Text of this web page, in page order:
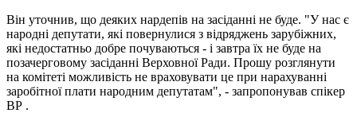
Він уточнив, що деяких нардепів на засіданні не буде. "У нас є
народні депутати, які повернулися з відряджень зарубіжних,
які недостатньо добре почуваються - і завтра їх не буде на
позачерговому засіданні Верховної Ради. Прошу розглянути
на комітеті можливість не враховувати це при нарахуванні
заробітної плати народним депутатам", - запропонував спікер
ВР .